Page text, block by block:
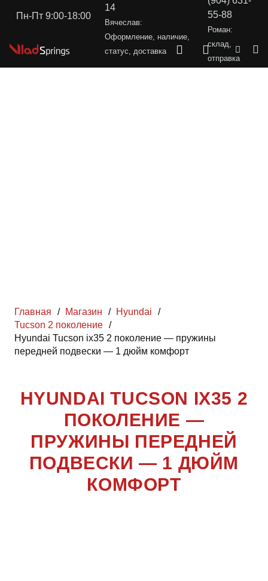
Пн-Пт 9:00-18:00
14
Вячеслав:
Оформление, наличие,
статус, доставка
55-88
Роман:
склад,
отправка
Главная / Магазин / Hyundai
/
Tucson 2 поколение /
Hyundai Tucson ix35 2 поколение — пружины
передней подвески — 1 дюйм комфорт
HYUNDAI TUCSON IX35 2
ПОКОЛЕНИЕ —
ПРУЖИНЫ ПЕРЕДНЕЙ
ПОДВЕСКИ — 1 ДЮЙМ
КОМФОРТ